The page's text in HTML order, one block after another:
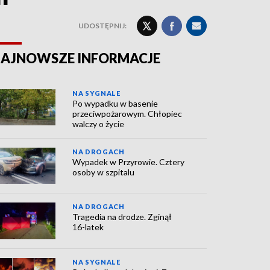
UDOSTĘPNIJ:
INFORMACJE
NA SYGNALE
Po wypadku w basenie
przeciwpożarowym. Chłopiec
walczy o życie
NA DROGACH
Wypadek w Przyrowie. Cztery
osoby w szpitalu
NA DROGACH
Tragedia na drodze. Zginął
16-latek
NA SYGNALE